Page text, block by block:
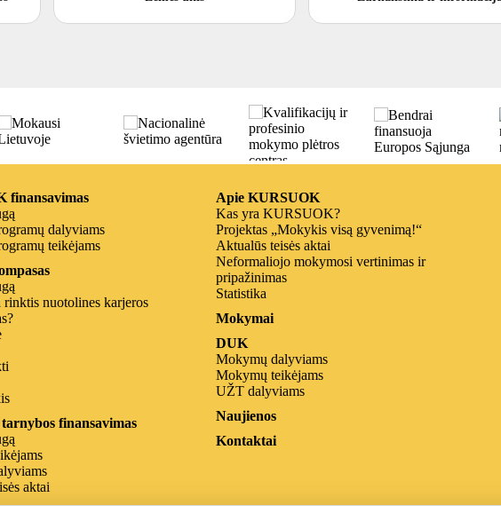
finansavimas
dalyviams
teikėjams
nuotolines karjeros
finansavimas
aktai
Apie KURSUOK
Kas yra KURSUOK?
Projektas „Mokykis visą gyvenimą!“
Aktualūs teisės aktai
Neformaliojo mokymosi vertinimas ir
pripažinimas
Statistika
Mokymai
DUK
Mokymų dalyviams
Mokymų teikėjams
UŽT dalyviams
Naujienos
Kontaktai